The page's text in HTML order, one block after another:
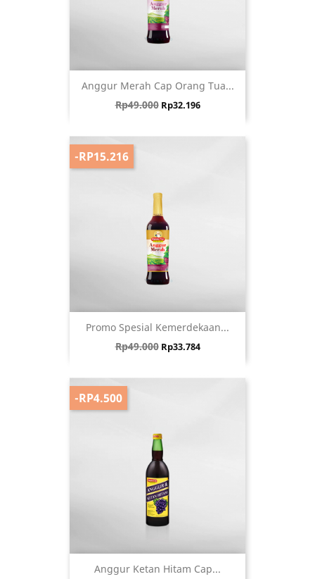
Anggur Merah Cap Orang Tua...
Harga biasa
Rp49.000 Harga
Rp32.196
Promo Spesial Kemerdekaan...
Harga biasa
Rp49.000 Harga
Rp33.784
-RP15.216
Anggur Ketan Hitam Cap...
-RP4.500